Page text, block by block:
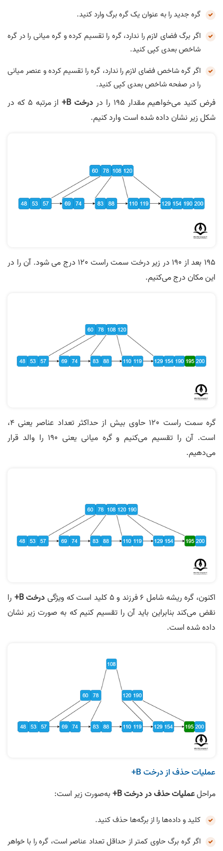
گره جدید را به عنوان یک گره برگ وارد کنید.
اگر برگ فضای لازم را ندارد، گره را تقسیم کرده و گره میانی را در گره
شاخص بعدی کپی کنید.
اگر گره شاخص فضای لازم را ندارد، گره را تقسیم کرده و عنصر میانی
را در صفحه شاخص بعدی کپی کنید.
فرض کنید می‌خواهیم مقدار 195 را در درخت B+
از مرتبه 5 که در
شکل زیر نشان داده شده است وارد کنیم.
195 بعد از 190 در زیر درخت سمت راست 120 درج می شود. آن را در
این مکان درج می‌کنیم.
گره سمت راست 120 حاوی بیش از حداکثر تعداد عناصر یعنی 4،
است. آن را تقسیم می‌کنیم و گره میانی یعنی 190 را والد قرار
می‌دهیم.
اکنون، گره ریشه شامل 6 فرزند و 5 کلید است که ویژگی درخت B+
را
نقض می‌کند بنابراین باید آن را تقسیم کنیم که به صورت زیر نشان
داده شده است.
عملیات حذف از درخت B+
مراحلعملیات حذف در درخت B+ به‌صورت زیر است:
کلید و داده‌ها را از برگه‌ها حذف کنید.
اگر گره برگ حاوی کمتر از حداقل تعداد عناصر است، گره را با خواهر